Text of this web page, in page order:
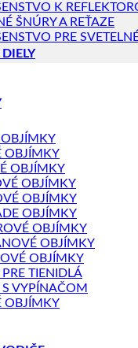
K
ŠNÚRY A REŤAZE
PRE
OBJÍMKY
OBJÍMKY
OBJÍMKY
OBJÍMKY
OBJÍMKY
OBJÍMKY
OBJÍMKY
OBJÍMKY
TIENIDLÁ
VYPÍNAČOM
OBJÍMKY